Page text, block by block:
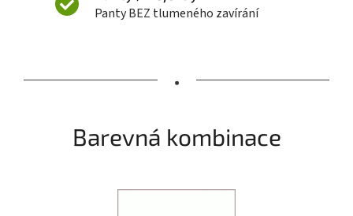
Panty BEZ tlumeného zavírání
•
Barevná kombinace